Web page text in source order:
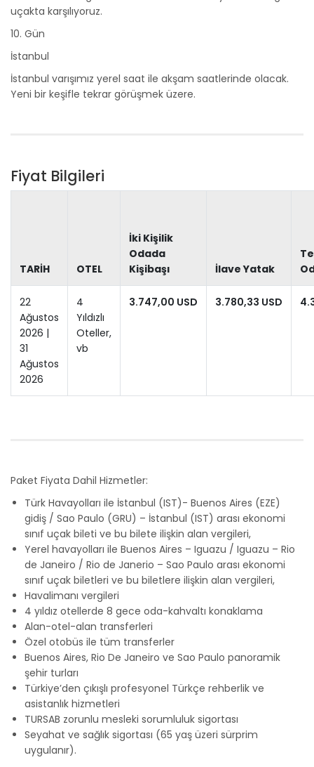
uçakta karşılıyoruz.
10. Gün
İstanbul
İstanbul varışımız yerel saat ile akşam saatlerinde olacak.
Yeni bir keşifle tekrar görüşmek üzere.
Fiyat Bilgileri
TARİH OTEL
İki Kişilik
Odada
Kişibaşı
İlave Yatak
22
Ağustos
2026 |
31
Ağustos
2026
4
Yıldızlı
Oteller,
vb
3.747,00 USD 3.780,33 USD
Paket Fiyata Dahil Hizmetler:
Türk Havayolları ile İstanbul (IST)- Buenos Aires (EZE)
gidiş / Sao Paulo (GRU) – İstanbul (IST) arası ekonomi
sınıf uçak bileti ve bu bilete ilişkin alan vergileri,
Yerel havayolları ile Buenos Aires – Iguazu / Iguazu – Rio
de Janeiro / Rio de Janerio – Sao Paulo arası ekonomi
sınıf uçak biletleri ve bu biletlere ilişkin alan vergileri,
Havalimanı vergileri
4 yıldız otellerde 8 gece oda-kahvaltı konaklama
Alan-otel-alan transferleri
Özel otobüs ile tüm transferler
Buenos Aires, Rio De Janeiro ve Sao Paulo panoramik
şehir turları
Türkiye’den çıkışlı profesyonel Türkçe rehberlik ve
asistanlık hizmetleri
TURSAB zorunlu mesleki sorumluluk sigortası
Seyahat ve sağlık sigortası (65 yaş üzeri sürprim
uygulanır).